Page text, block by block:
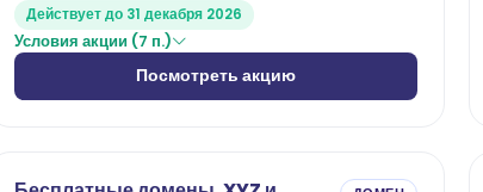
Действует до 31 декабря 2026
Условия акции (7 п.)
Посмотреть акцию